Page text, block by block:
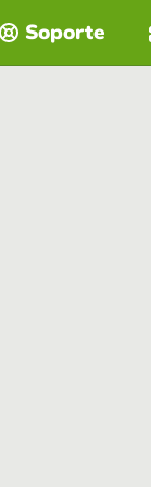
Soporte